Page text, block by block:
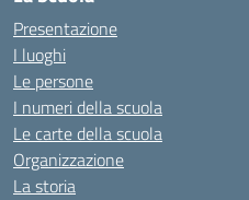
Presentazione
I luoghi
Le persone
I numeri della scuola
Le carte della scuola
Organizzazione
La storia